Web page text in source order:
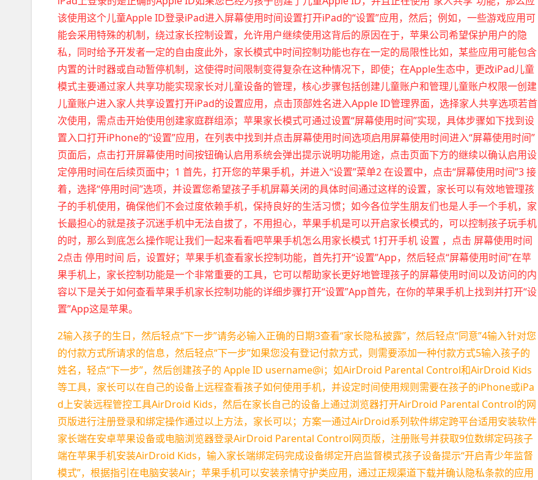
该使用这个儿童Apple ID登录iPad进入屏幕使用时间设置打开iPad的“设置”应用，然后；例如，一些游戏应用可
能会采用特殊的机制，绕过家长控制设置，允许用户继续使用这背后的原因在于，苹果公司希望保护用户的隐
私，同时给予开发者一定的自由度此外，家长模式中时间控制功能也存在一定的局限性比如，某些应用可能包含
内置的计时器或自动暂停机制，这使得时间限制变得复杂在这种情况下，即使；在Apple生态中，更改iPad儿童
模式主要通过家人共享功能实现家长对儿童设备的管理，核心步骤包括创建儿童账户和管理儿童账户权限一创建
儿童账户进入家人共享设置打开iPad的设置应用，点击顶部姓名进入Apple ID管理界面，选择家人共享选项若首
次使用，需点击开始使用创建家庭群组添；苹果家长模式可通过设置“屏幕使用时间”实现，具体步骤如下找到设
置入口打开iPhone的“设置”应用，在列表中找到并点击屏幕使用时间选项启用屏幕使用时间进入“屏幕使用时间”
页面后，点击打开屏幕使用时间按钮确认启用系统会弹出提示说明功能用途，点击页面下方的继续以确认启用设
定停用时间在后续页面中；1 首先，打开您的苹果手机，并进入“设置”菜单2 在设置中，点击“屏幕使用时间”3 接
着，选择“停用时间”选项，并设置您希望孩子手机屏幕关闭的具体时间通过这样的设置，家长可以有效地管理孩
子的手机使用，确保他们不会过度依赖手机，保持良好的生活习惯；如今各位学生朋友们也是人手一个手机，家
长最担心的就是孩子沉迷手机中无法自拔了，不用担心，苹果手机是可以开启家长模式的，可以控制孩子玩手机
的时，那么到底怎么操作呢让我们一起来看看吧苹果手机怎么用家长模式 1打开手机 设置 ，点击 屏幕使用时间
2点击 停用时间 后，设置好；苹果手机查看家长控制功能，首先打开“设置”App，然后轻点“屏幕使用时间”在苹
果手机上，家长控制功能是一个非常重要的工具，它可以帮助家长更好地管理孩子的屏幕使用时间以及访问的内
容以下是关于如何查看苹果手机家长控制功能的详细步骤打开“设置”App首先，在你的苹果手机上找到并打开“设
置”App这是苹果。
2输入孩子的生日，然后轻点“下一步”请务必输入正确的日期3查看“家长隐私披露”，然后轻点“同意”4输入针对您
的付款方式所请求的信息，然后轻点“下一步”如果您没有登记付款方式，则需要添加一种付款方式5输入孩子的
姓名，轻点“下一步”，然后创建孩子的 Apple ID username@i；如AirDroid Parental Control和AirDroid Kids
等工具，家长可以在自己的设备上远程查看孩子如何使用手机，并设定时间使用规则需要在孩子的iPhone或iPa
d上安装远程管控工具AirDroid Kids，然后在家长自己的设备上通过浏览器打开AirDroid Parental Control的网
页版进行注册登录和绑定操作通过以上方法，家长可以；方案一通过AirDroid系列软件绑定跨平台适用安装软件
家长端在安卓苹果设备或电脑浏览器登录AirDroid Parental Control网页版，注册账号并获取9位数绑定码孩子
端在苹果手机安装AirDroid Kids，输入家长端绑定码完成设备绑定开启监督模式孩子设备提示“开启青少年监督
模式”，根据指引在电脑安装Air；苹果手机可以安装亲情守护类应用，通过正规渠道下载并确认隐私条款的应用